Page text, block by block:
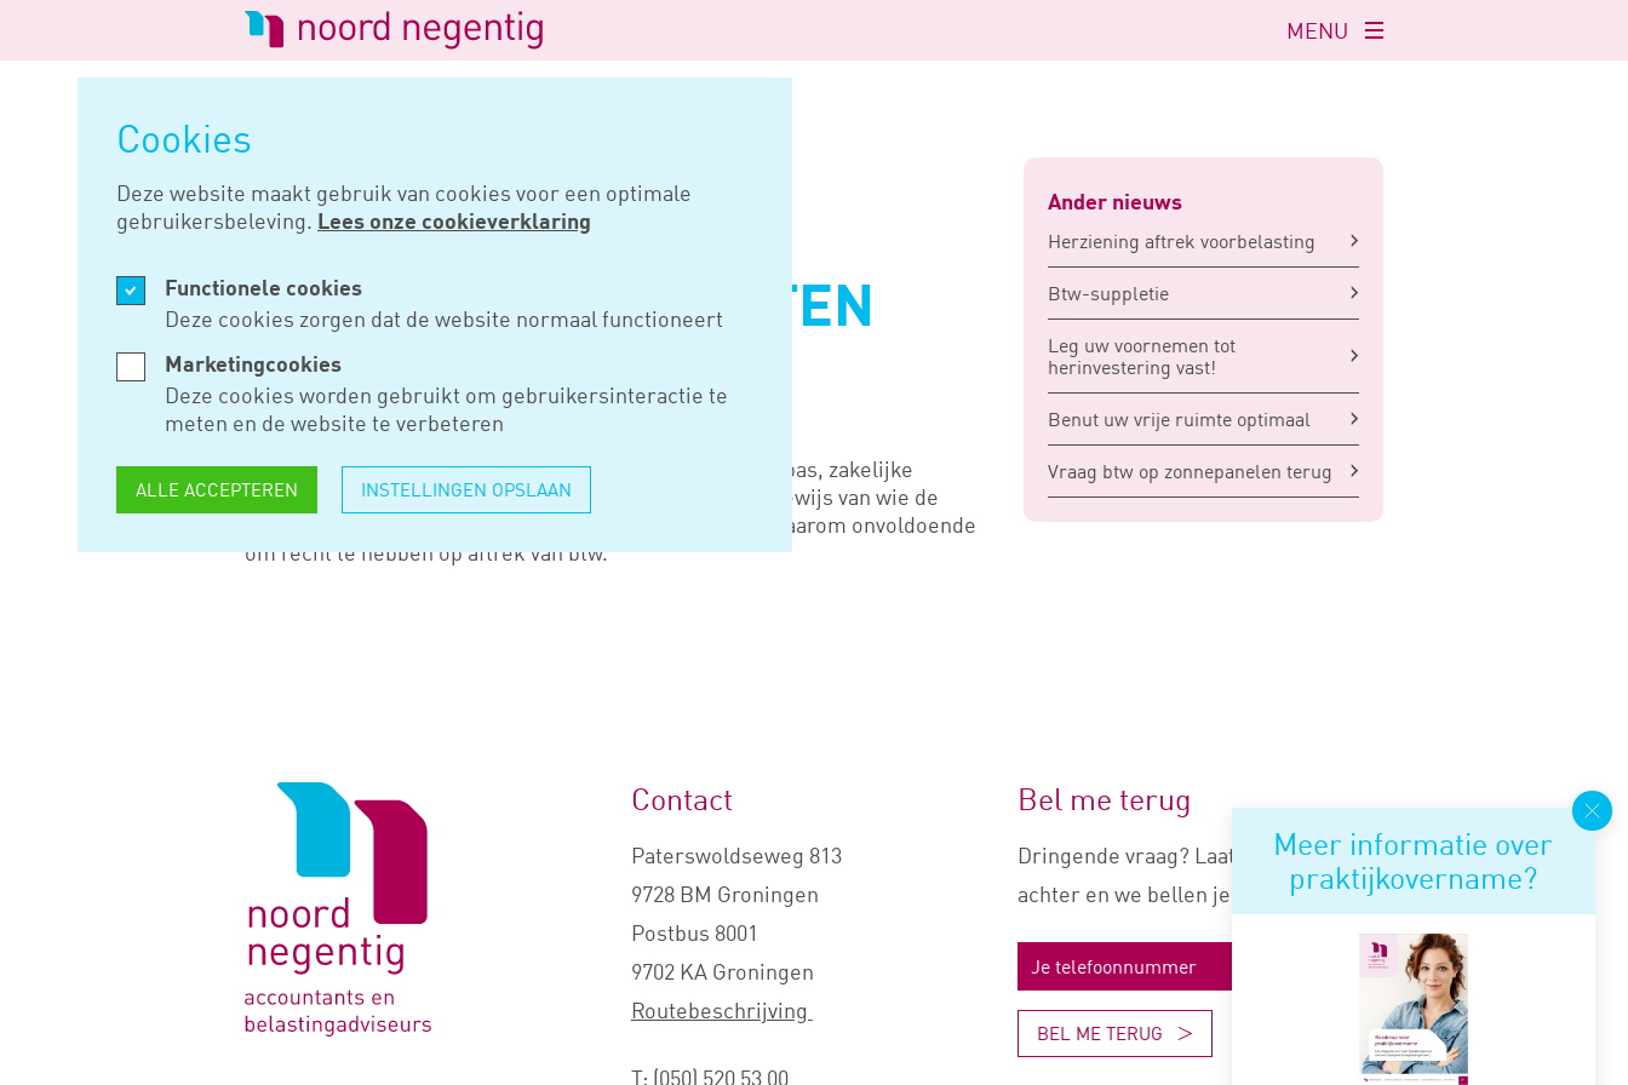
Cookies
Deze website maakt gebruik van cookies voor een optimale
gebruikersbeleving. Lees onze cookieverklaring
Functionele cookies
Deze cookies zorgen dat de website normaal functioneert
Marketingcookies
Deze cookies worden gebruikt om gebruikersinteractie te
meten en de website te verbeteren
ALLE ACCEPTEREN INSTELLINGEN OPSLAAN
Logo
van
Noord
Negentig
Navigatie
openen
MENU
NOV 09, 2015
BETAAL TANKBEURTEN
NIET CONTANT
Tankt u met de auto van de zaak, betaal dan met uw tankpas, zakelijke
bankpas of creditcard. Bij contante betaling ontbreekt bewijs van wie de
betaling heeft gedaan. De kassabon is geen factuur en daarom onvoldoende
om recht te hebben op aftrek van btw.
Ander nieuws
Herziening aftrek voorbelasting
Btw-suppletie
Leg uw voornemen tot
herinvestering vast!
Benut uw vrije ruimte optimaal
Vraag btw op zonnepanelen terug
Meer informatie over
praktijkovername?
Logo
Contact
Paterswoldseweg 813
9728 BM Groningen
Postbus 8001
9702 KA Groningen
Routebeschrijving
T: (050) 520 53 00
Bel me terug
Dringende vraag? Laat je nummer
achter en we bellen je snel terug.
BEL ME TERUG